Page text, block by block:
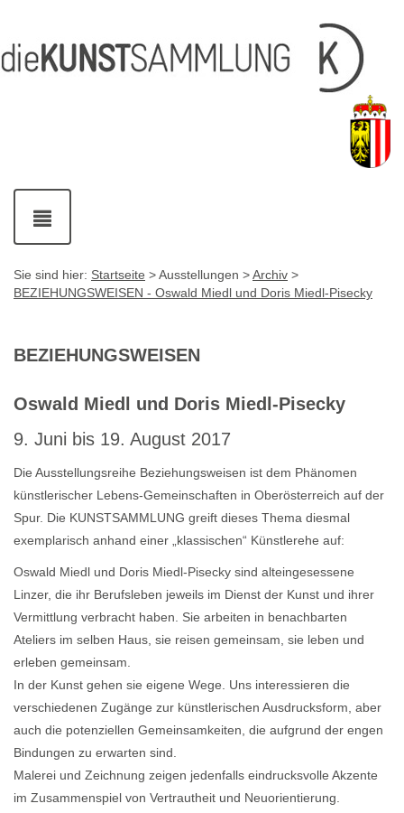
[1]
[2]
Links
[3]
mit
Kontaktdaten
Navigation
ein-
und
Sie sind hier: Startseite > Ausstellungen >Archiv >
BEZIEHUNGSWEISEN - Oswald Miedl und Doris Miedl-Pisecky
BEZIEHUNGSWEISEN
Oswald Miedl und Doris Miedl-Pisecky
9. Juni bis 19. August 2017
Die Ausstellungsreihe Beziehungsweisen ist dem Phänomen
künstlerischer Lebens-Gemeinschaften in Oberösterreich auf der
Spur. Die KUNSTSAMMLUNG greift dieses Thema diesmal
exemplarisch anhand einer „klassischen“ Künstlerehe auf:
Oswald Miedl und Doris Miedl-Pisecky sind alteingesessene
Linzer, die ihr Berufsleben jeweils im Dienst der Kunst und ihrer
Vermittlung verbracht haben. Sie arbeiten in benachbarten
Ateliers im selben Haus, sie reisen gemeinsam, sie leben und
erleben gemeinsam.
In der Kunst gehen sie eigene Wege. Uns interessieren die
verschiedenen Zugänge zur künstlerischen Ausdrucksform, aber
auch die potenziellen Gemeinsamkeiten, die aufgrund der engen
Bindungen zu erwarten sind.
Malerei und Zeichnung zeigen jedenfalls eindrucksvolle Akzente
im Zusammenspiel von Vertrautheit und Neuorientierung.